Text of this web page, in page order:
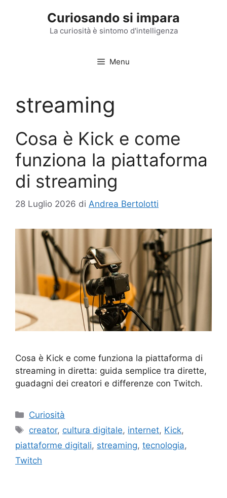
Curiosando si impara
La curiosità è sintomo d'intelligenza
Menu
streaming
Cosa è Kick e come
funziona la piattaforma
di streaming
28 Luglio 2026 di Andrea Bertolotti
Cosa è Kick e come funziona la piattaforma di
streaming in diretta: guida semplice tra dirette,
guadagni dei creatori e differenze con Twitch.
Categorie
Curiosità
Tag
creator, cultura digitale, internet, Kick,
piattaforme digitali, streaming, tecnologia,
Twitch